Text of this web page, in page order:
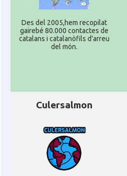
Des del 2005,hem recopilat
gairebé 80.000 contactes de
catalans i catalanòfils d'arreu
del món.
Culersalmon